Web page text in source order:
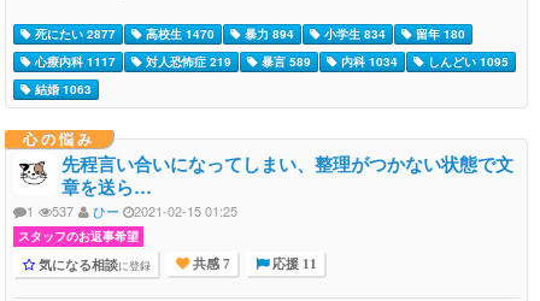
死にたい 2877 高校生 1470 暴力 894 小学生 834
留年 180
心療内科 1117
対人恐怖症 219 暴言 589 内科 1034
しんどい 1095
結婚 1063
心の悩み
先程言い合いになってしまい、整理がつかない状態で文
章を送ら…
1 537 ひー 2021-02-15 01:25
スタッフのお返事希望
気になる相談に登録 共感 7 応援 11